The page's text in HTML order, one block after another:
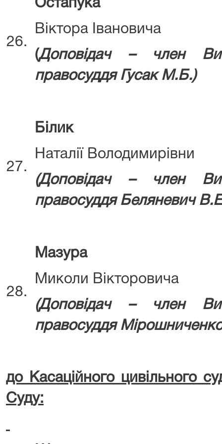
26.
Остапука
Віктора Івановича
(Доповідач – член
правосуддя Гусак М.Б.)
27.
Білик
Наталії Володимирівни
(Доповідач – член
правосуддя Беляневич
28.
Мазура
Миколи Вікторовича
(Доповідач – член
правосуддя
до Касаційного цивільного
Суду: